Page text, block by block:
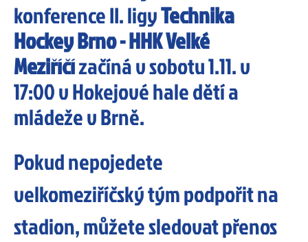
konference II. ligyTechnika
Hockey Brno - HHK Velké
Meziříčízačíná v sobotu 1.11. v
17:00 v Hokejové hale dětí a
mládeže v Brně.
Pokud nepojedete
velkomeziříčský tým podpořit na
stadion, můžete sledovat přenos